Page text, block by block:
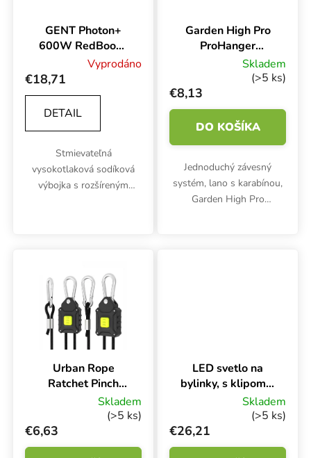
GENT Photon+
600W RedBoom,
HPS výbojkaVyprodáno
€18,71
DETAIL
Stmievateľná
vysokotlaková sodíková
výbojka s rozšíreným
kvitnutia.
Garden High Pro
ProHanger
Ratchet, 2 ks,
nosnosť 68 kg
Skladem
(>5 ks)
€8,13
DO KOŠÍKA
Jednoduchý závesný
systém, lano s karabínou,
Garden High Pro
Urban Rope
Ratchet Pinch
PRO, 2 ks,
nosnosť 68 kg
Skladem
(>5 ks)
€6,63
LED svetlo na
bylinky, s klipom a
časovačom, 3 lišty
Skladem
(>5 ks)
€26,21